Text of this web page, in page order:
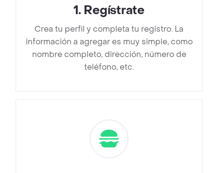
1. Regístrate
Crea tu perfil y completa tu registro. La
información a agregar es muy simple, como
nombre completo, dirección, número de
teléfono, etc.